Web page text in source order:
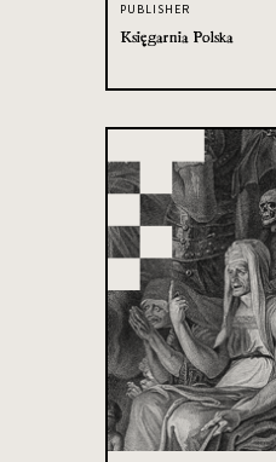
PUBLISHER
Księgarnia Polska